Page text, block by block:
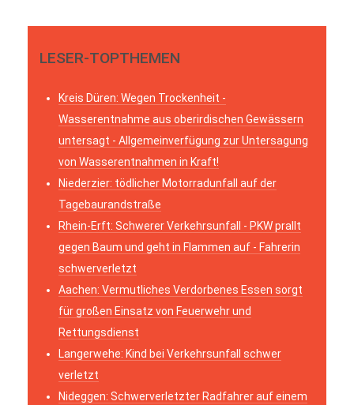
LESER-TOPTHEMEN
Kreis Düren: Wegen Trockenheit -
Wasserentnahme aus oberirdischen Gewässern
untersagt - Allgemeinverfügung zur Untersagung
von Wasserentnahmen in Kraft!
Niederzier: tödlicher Motorradunfall auf der
Tagebaurandstraße
Rhein-Erft: Schwerer Verkehrsunfall - PKW prallt
gegen Baum und geht in Flammen auf - Fahrerin
schwerverletzt
Aachen: Vermutliches Verdorbenes Essen sorgt
für großen Einsatz von Feuerwehr und
Rettungsdienst
Langerwehe: Kind bei Verkehrsunfall schwer
verletzt
Nideggen: Schwerverletzter Radfahrer auf einem